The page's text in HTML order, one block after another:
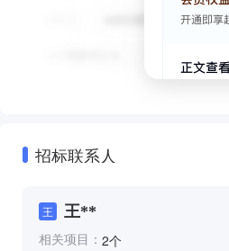
招标联系人
王 王**
相关项目： 2个